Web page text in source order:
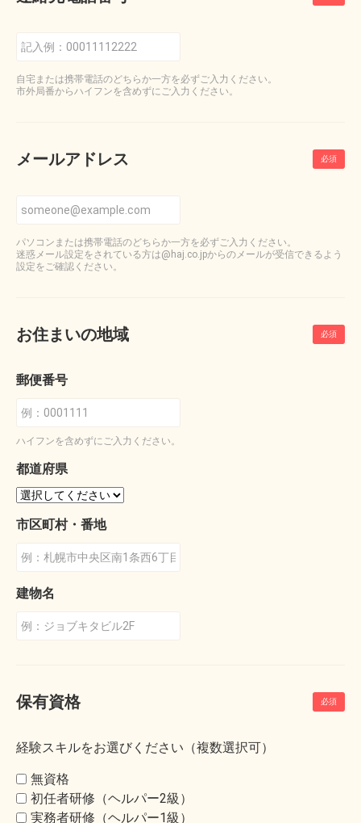
自宅または携帯電話のどちらか一方を必ずご入力ください。
市外局番からハイフンを含めずにご入力ください。
メールアドレス
パソコンまたは携帯電話のどちらか一方を必ずご入力ください。
迷惑メール設定をされている方は@haj.co.jpからのメールが受信できるよう
設定をご確認ください。
お住まいの地域
郵便番号
ハイフンを含めずにご入力ください。
都道府県
市区町村・番地
建物名
保有資格
経験スキルをお選びください（複数選択可）
無資格
初任者研修（ヘルパー2級）
実務者研修（ヘルパー1級）